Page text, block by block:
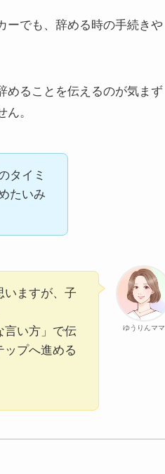
ーでも、辞める時の手続きや
めることを伝えるのが気まず
。
タイミ
たいみ
ゆうりんママ
いますが、子
言い方」で伝
ップへ進める